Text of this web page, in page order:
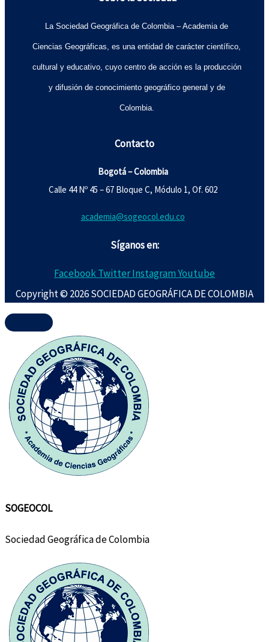
La Sociedad Geográfica de Colombia – Academia de
Ciencias Geográficas, es una entidad de carácter científico,
cultural y educativo, cuyo centro de acción es la producción
y difusión de conocimiento geográfico general y de
Colombia.
Contacto
Bogotá – Colombia
Calle 44 Nº 45 – 67 Bloque C, Módulo 1, Of. 602
academia@sogeocol.edu.co
Síganos en:
FacebookTwitterInstagramYoutube
Copyright © 2026 SOCIEDAD GEOGRÁFICA DE COLOMBIA
SOGEOCOL
Sociedad Geográfica de Colombia